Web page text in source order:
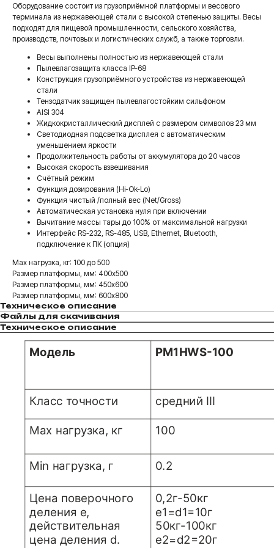
Оборудование состоит из грузоприёмной платформы и весового
терминала из нержавеющей стали с высокой степенью защиты. Весы
подходят для пищевой промышленности, сельского хозяйства,
производств, почтовых и логистических служб, а также торговли.
Весы выполнены полностью из нержавеющей стали
Пылевлагозащита класса IP-68
Конструкция грузоприёмного устройства из нержавеющей
стали
Тензодатчик защищен пылевлагостойким сильфоном
AISI 304
Жидкокристаллический дисплей с размером символов 23 мм
Светодиодная подсветка дисплея с автоматическим
уменьшением яркости
Продолжительность работы от аккумулятора до 20 часов
Высокая скорость взвешивания
Счётный режим
Функция дозирования (Hi-Ok-Lo)
Функция чистый /полный вес (Net/Gross)
Автоматическая установка нуля при включении
Вычитание массы тары до 100% от максимальной нагрузки
Интерфейс RS-232, RS-485, USB, Ethernet, Bluetooth,
подключение к ПК (опция)
Max нагрузка, кг: 100 до 500
Размер платформы, мм: 400x500
Размер платформы, мм: 450х600
Размер платформы, мм: 600х800
Техническое описание
Файлы для скачивания
Техническое описание